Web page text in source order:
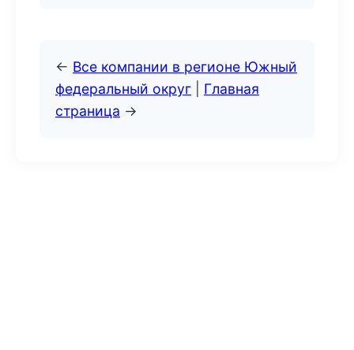
← Все компании в регионе Южный
федеральный округ
Главная
страница →